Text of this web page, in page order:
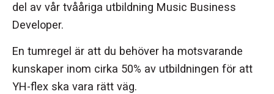
del av vår tvååriga utbildning Music Business
Developer.
En tumregel är att du behöver ha motsvarande
kunskaper inom cirka 50% av utbildningen för att
YH-flex ska vara rätt väg.